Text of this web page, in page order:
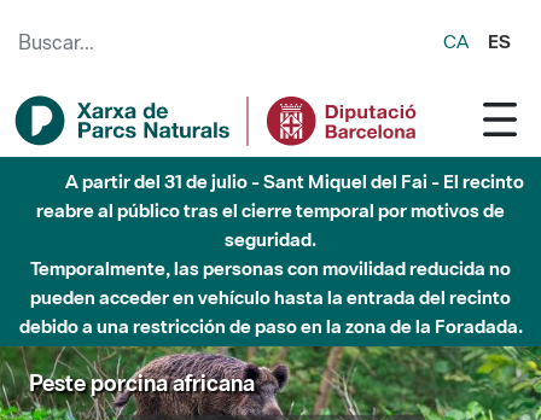
CA ES
A partir del 31 de julio - Sant Miquel del Fai - El recinto
reabre al público tras el cierre temporal por motivos de
seguridad.
Temporalmente, las personas con movilidad reducida no
pueden acceder en vehículo hasta la entrada del recinto
debido a una restricción de paso en la zona de la Foradada.
Peste porcina africana